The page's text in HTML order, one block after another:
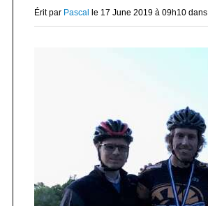
Érit par Pascal le 17 June 2019 à 09h10 dans